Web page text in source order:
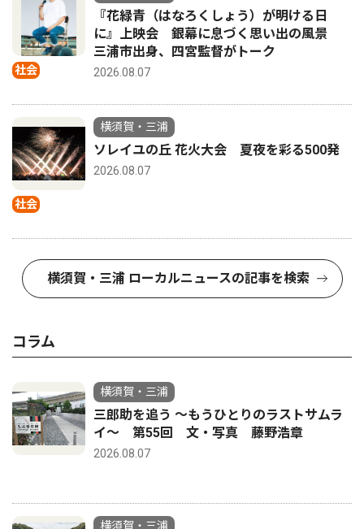
社会
『花緑青（はなろくしょう）が明ける日
に』上映会 銀幕に息づく思い出の風景
三浦市出身、四宮監督がトーク
2026.08.07
社会
横須賀・三浦
ソレイユの丘 花火大会 夏夜を彩る500発
2026.08.07
横須賀・三浦 ローカルニュースの記事を検索
コラム
横須賀・三浦
三郎助を追う 〜もうひとりのラストサムラ
イ〜 第55回 文・写真 藤野浩章
2026.08.07
横須賀・三浦